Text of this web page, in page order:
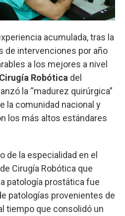
acumulada, tras la
de intervenciones por año
a los mejores a nivel
Robótica del
la “madurez quirúrgica”
la comunidad nacional y
los más altos estándares
de la especialidad en el
Cirugía Robótica que
patología prostática fue
patologías provenientes de
tiempo que consolidó un